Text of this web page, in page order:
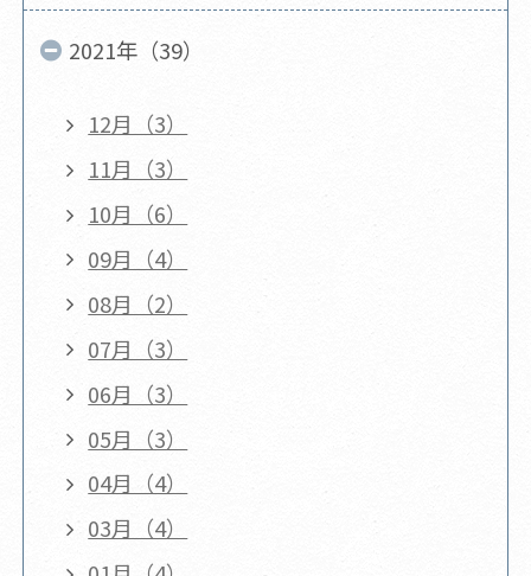
2021年（39）
12月（3）
11月（3）
10月（6）
09月（4）
08月（2）
07月（3）
06月（3）
05月（3）
04月（4）
03月（4）